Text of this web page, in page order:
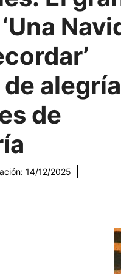
alegría
de
14/12/2025